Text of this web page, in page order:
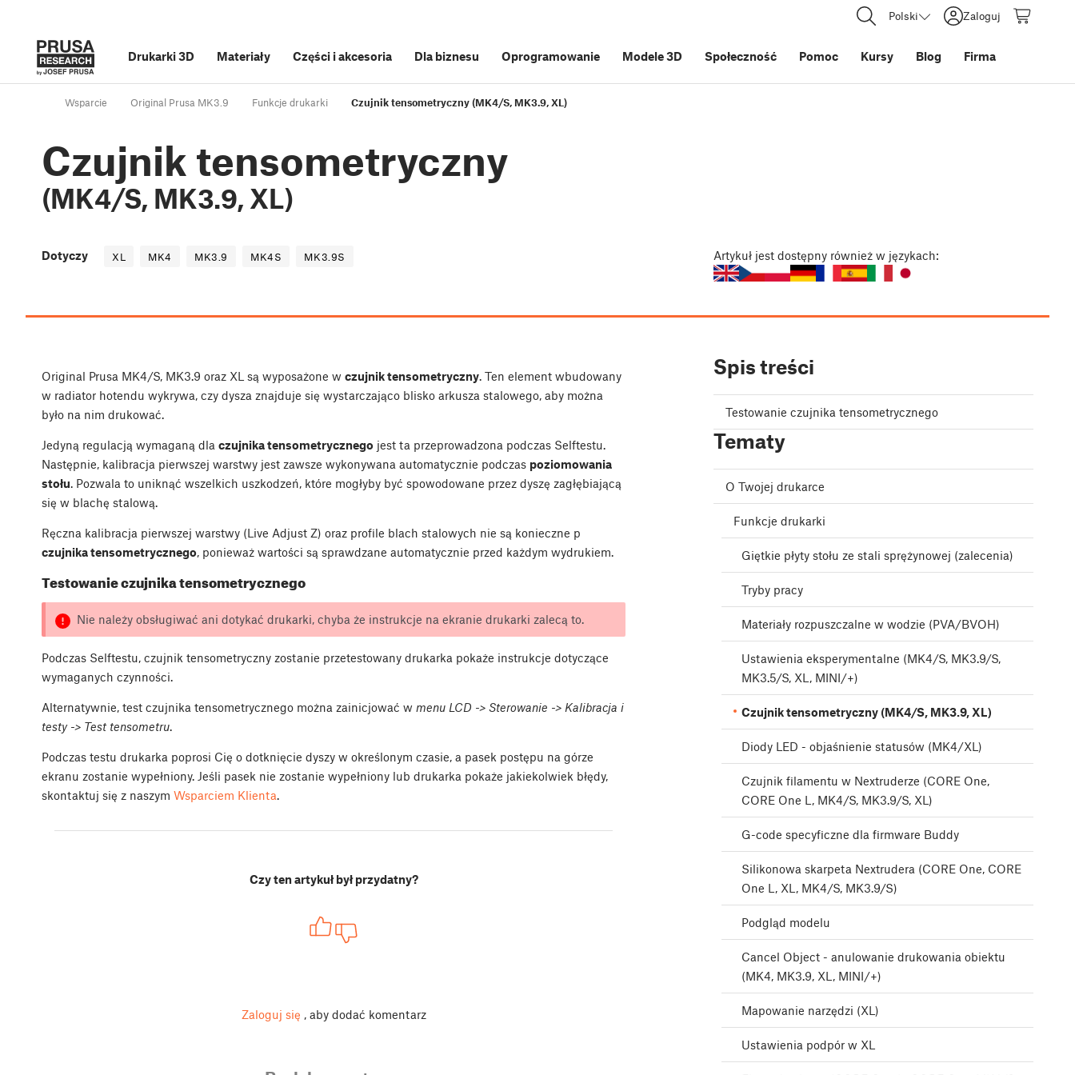
Polski Zaloguj
Drukarki 3D Materiały Części i akcesoria Dla biznesu Oprogramowanie Modele 3D Społeczność Pomoc Kursy Blog Firma
Wsparcie Original Prusa MK3.9 Funkcje drukarki Czujnik tensometryczny (MK4/S, MK3.9, XL)
Czujnik tensometryczny
(MK4/S, MK3.9, XL)
Dotyczy XL MK4 MK3.9 MK4S MK3.9S Artykuł jest dostępny również w językach:
Original Prusa MK4/S, MK3.9 oraz XL są wyposażone w czujnik tensometryczny. Ten element wbudowany
w radiator hotendu wykrywa, czy dysza znajduje się wystarczająco blisko arkusza stalowego, aby można
było na nim drukować.
Jedyną regulacją wymaganą dla czujnika tensometrycznego jest ta przeprowadzona podczas Selftestu.
Następnie, kalibracja pierwszej warstwy jest zawsze wykonywana automatycznie podczas poziomowania
stołu. Pozwala to uniknąć wszelkich uszkodzeń, które mogłyby być spowodowane przez dyszę zagłębiającą
się w blachę stalową.
Ręczna kalibracja pierwszej warstwy (Live Adjust Z) oraz profile blach stalowych nie są konieczne p
czujnika tensometrycznego, ponieważ wartości są sprawdzane automatycznie przed każdym wydrukiem.
Testowanie czujnika tensometrycznego
Nie należy obsługiwać ani dotykać drukarki, chyba że instrukcje na ekranie drukarki zalecą to.
Podczas Selftestu, czujnik tensometryczny zostanie przetestowany drukarka pokaże instrukcje dotyczące
wymaganych czynności.
Alternatywnie, test czujnika tensometrycznego można zainicjować w menu LCD -> Sterowanie -> Kalibracja i
testy -> Test tensometru.
Podczas testu drukarka poprosi Cię o dotknięcie dyszy w określonym czasie, a pasek postępu na górze
ekranu zostanie wypełniony. Jeśli pasek nie zostanie wypełniony lub drukarka pokaże jakiekolwiek błędy,
skontaktuj się z naszym Wsparciem Klienta.
Czy ten artykuł był przydatny?
Zaloguj się , aby dodać komentarz
Spis treści
Testowanie czujnika tensometrycznego
Tematy
O Twojej drukarce
Funkcje drukarki
Giętkie płyty stołu ze stali sprężynowej (zalecenia)
Tryby pracy
Materiały rozpuszczalne w wodzie (PVA/BVOH)
Ustawienia eksperymentalne (MK4/S, MK3.9/S,
MK3.5/S, XL, MINI/+)
Czujnik tensometryczny (MK4/S, MK3.9, XL)
Diody LED - objaśnienie statusów (MK4/XL)
Czujnik filamentu w Nextruderze (CORE One,
CORE One L, MK4/S, MK3.9/S, XL)
G-code specyficzne dla firmware Buddy
Silikonowa skarpeta Nextrudera (CORE One, CORE
One L, XL, MK4/S, MK3.9/S)
Podgląd modelu
Cancel Object - anulowanie drukowania obiektu
(MK4, MK3.9, XL, MINI/+)
Mapowanie narzędzi (XL)
Ustawienia podpór w XL